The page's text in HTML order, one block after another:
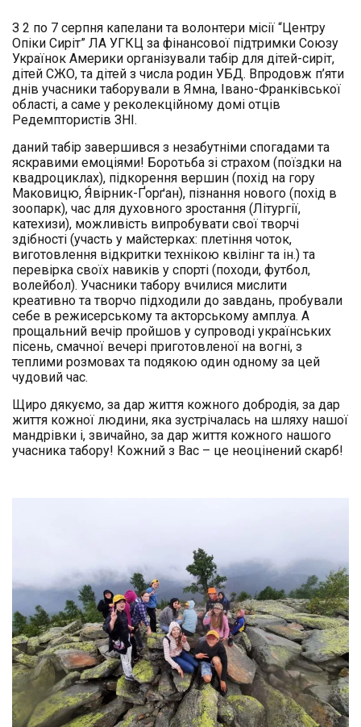
З 2 по 7 серпня капелани та волонтери місії “Центру
Опіки Сиріт” ЛА УГКЦ за фінансової підтримки Союзу
Українок Америки організували табір для дітей-сиріт,
дітей СЖО, та дітей з числа родин УБД. Впродовж п’яти
днів учасники таборували в Ямна, Івано-Франківської
області, а саме у реколекційному домі отців
Редемптористів ЗНІ.
даний табір завершився з незабутніми спогадами та
яскравими емоціями! Боротьба зі страхом (поїздки на
квадроциклах), підкорення вершин (похід на гору
Маковицю, Я́вірник-Ґорґан), пізнання нового (похід в
зоопарк), час для духовного зростання (Літургії,
катехизи), можливість випробувати свої творчі
здібності (участь у майстерках: плетіння чоток,
виготовлення відкритки технікою квілінг та ін.) та
перевірка своїх навиків у спорті (походи, футбол,
волейбол). Учасники табору вчилися мислити
креативно та творчо підходили до завдань, пробували
себе в режисерському та акторському амплуа. А
прощальний вечір пройшов у супроводі українських
пісень, смачної вечері приготовленої на вогні, з
теплими розмовах та подякою один одному за цей
чудовий час.
Щиро дякуємо, за дар життя кожного добродія, за дар
життя кожної людини, яка зустрічалась на шляху нашої
мандрівки і, звичайно, за дар життя кожного нашого
учасника табору! Кожний з Вас – це неоцінений скарб!